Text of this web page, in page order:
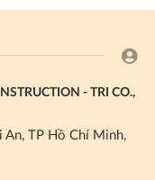
- TRI CO.,
TP Hồ Chí Minh,